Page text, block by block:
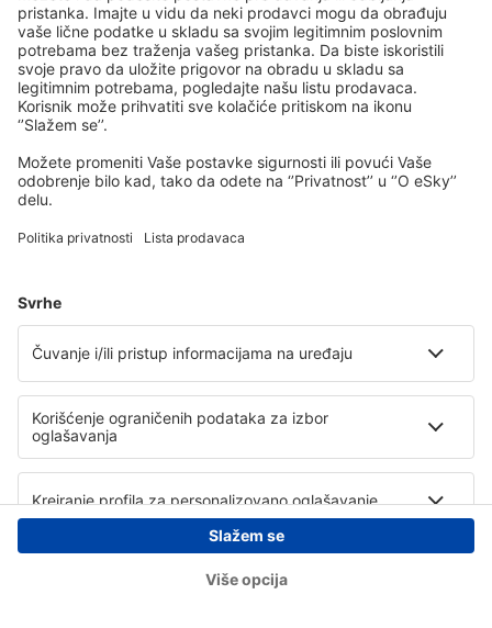
Copyright © eSky.rs. Sva prava zadržana.